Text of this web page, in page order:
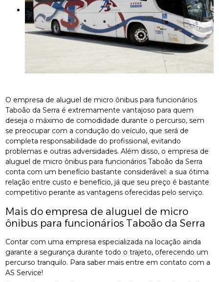
O empresa de aluguel de micro ônibus para funcionários
Taboão da Serra é extremamente vantajoso para quem
deseja o máximo de comodidade durante o percurso, sem
se preocupar com a condução do veículo, que será de
completa responsabilidade do profissional, evitando
problemas e outras adversidades. Além disso, o empresa de
aluguel de micro ônibus para funcionários Taboão da Serra
conta com um benefício bastante considerável: a sua ótima
relação entre custo e benefício, já que seu preço é bastante
competitivo perante as vantagens oferecidas pelo serviço.
Mais do empresa de aluguel de micro
ônibus para funcionários Taboão da Serra
Contar com uma empresa especializada na locação ainda
garante a segurança durante todo o trajeto, oferecendo um
percurso tranquilo. Para saber mais entre em contato com a
AS Service!